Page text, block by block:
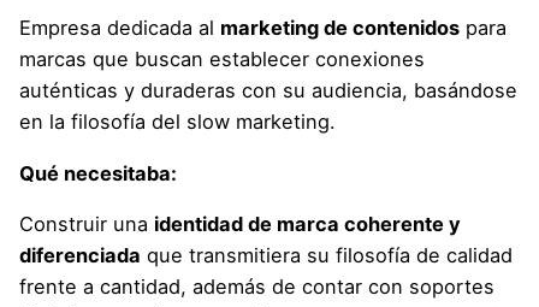
Empresa dedicada al marketing de contenidos para
marcas que buscan establecer conexiones
auténticas y duraderas con su audiencia, basándose
en la filosofía del slow marketing.
Qué necesitaba:
Construir una identidad de marca coherente y
diferenciada que transmitiera su filosofía de calidad
frente a cantidad, además de contar con soportes